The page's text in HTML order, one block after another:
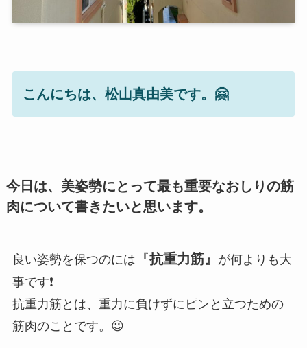
こんにちは、松山真由美です。🤗
今日は、美姿勢にとって最も重要なおしりの筋
肉について書きたいと思います。
良い姿勢を保つのには 『抗重力筋』 が何よりも大
事です❗️
抗重力筋とは、重力に負けずにピンと立つための
筋肉のことです。😉